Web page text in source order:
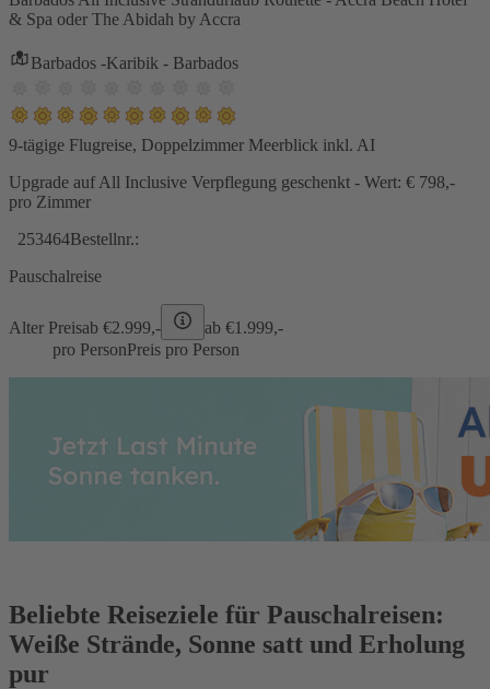
& Spa oder The Abidah by Accra
Barbados -Karibik - Barbados
9-tägige Flugreise, Doppelzimmer Meerblick inkl. AI
Upgrade auf All Inclusive Verpflegung geschenkt - Wert: € 798,-
pro Zimmer
253464Bestellnr.:
Pauschalreise
Alter Preisab €2.999,- ab €1.999,-
pro PersonPreis pro Person
Beliebte Reiseziele für Pauschalreisen:
Weiße Strände, Sonne satt und Erholung
pur